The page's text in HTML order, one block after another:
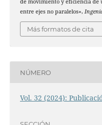
de movimiento y eficiencia de
entre ejes no paralelos»,
Más formatos de cita
NÚMERO
Vol. 32 (2024):